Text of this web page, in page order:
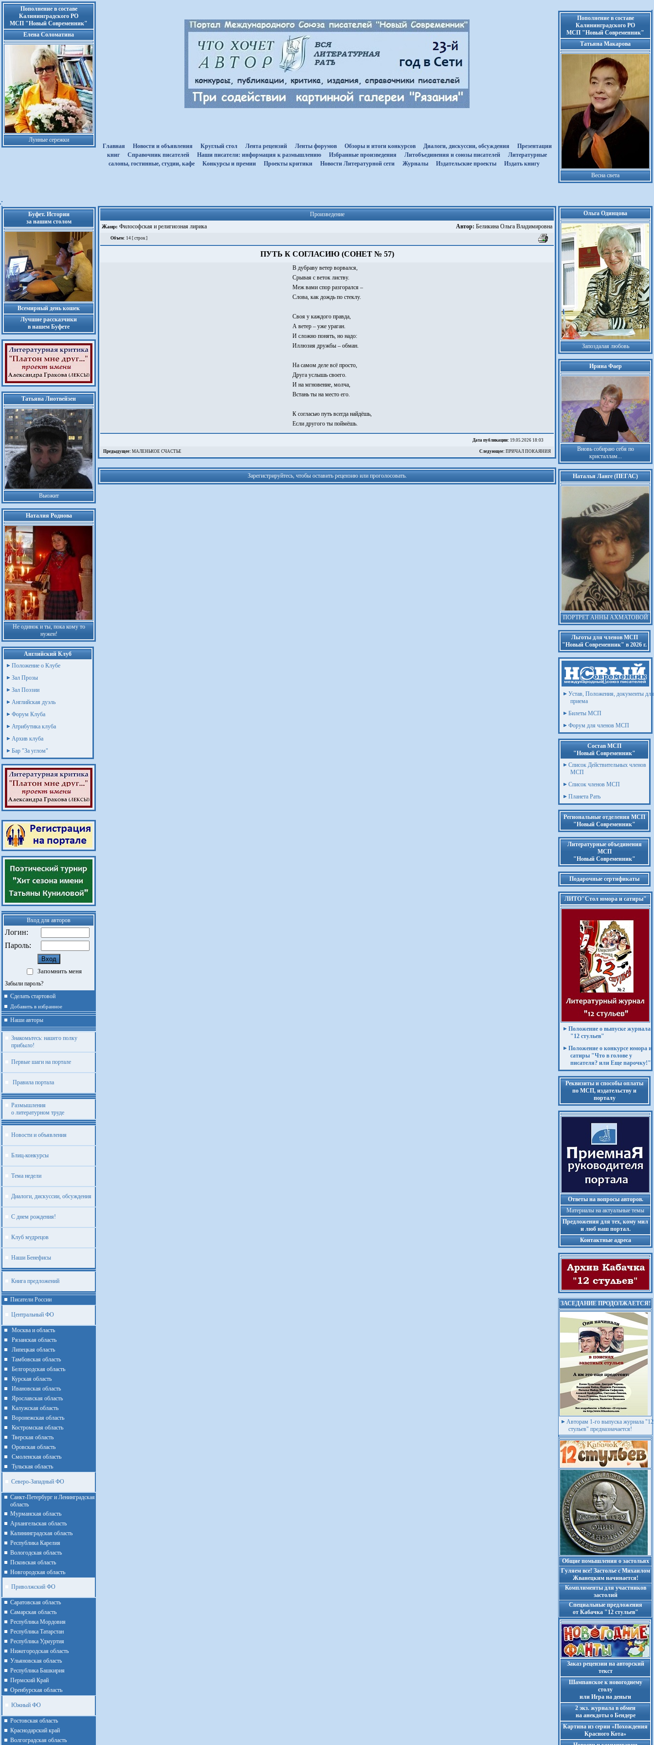
Пополнение в составе
Калининградского РО
МСП "Новый Современник"
Елена Соломатина
Лунные сережки
Главная
Новости и объявления Круглый стол Лента рецензий Ленты форумов Обзоры и итоги конкурсов Диалоги, дискуссии, обсуждения
Презентации
книг
Cправочник писателей Наши писатели: информация к размышлению Избранные произведения Литобъединения и союзы писателей
Литературные
салоны, гостинные, студии, кафе
Kонкурсы и премии Проекты критики Новости Литературной сети Журналы Издательские проекты Издать книгу
Пополнение в составе
Калининградского РО
МСП "Новый Современник"
Татьяна Макарова
Весна света
Буфет. Истории
за нашим столом
Всемирный день кошек
Лучшие рассказчики
в нашем Буфете
Татьяна Лиотвейзен
Вьюжит
Наталия Роднова
Не одинок и ты, пока кому то
нужен!
Английский Клуб
Положение о Клубе
Зал Прозы
Зал Поэзии
Английская дуэль
Форум Клуба
Атрибутика клуба
Архив клуба
Бар "За углом"
Вход для авторов
Логин:
Пароль:
Запомнить меня
Забыли пароль?
Сделать стартовой
Добавить в избранное
Наши авторы
Знакомьтесь: нашего полку
прибыло!
Первые шаги на портале
Правила портала
Размышления
о литературном труде
Новости и объявления
Блиц-конкурсы
Тема недели
Диалоги, дискуссии, обсуждения
С днем рождения!
Клуб мудрецов
Наши Бенефисы
Книга предложений
Писатели России
Центральный ФО
Москва и область
Рязанская область
Липецкая область
Тамбовская область
Белгородская область
Курская область
Ивановская область
Ярославская область
Калужская область
Воронежская область
Костромская область
Тверская область
Оровская область
Смоленская область
Тульская область
Северо-Западный ФО
Санкт-Петербург и Ленинградская
область
Мурманская область
Архангельская область
Калининградская область
Республика Карелия
Вологодская область
Псковская область
Новгородская область
Приволжский ФО
Cаратовская область
Cамарская область
Республика Мордовия
Республика Татарстан
Республика Удмуртия
Нижегородская область
Ульяновская область
Республика Башкирия
Пермский Край
Оренбурская область
Южный ФО
Ростовская область
Краснодарский край
Волгоградская область
Произведение
Жанр: Философская и религиозная лирика Автор: Беликина Ольга Владимировна
Объем: 14 [ строк ]
ПУТЬ К СОГЛАСИЮ (СОНЕТ № 57)
В дубраву ветер ворвался,
Срывая с веток листву.
Меж вами спор разгорался –
Слова, как дождь по стеклу.
Своя у каждого правда,
А ветер – уже ураган.
И сложно понять, но надо:
Иллюзия дружбы – обман.
На самом деле всё просто,
Друга услышь своего.
И на мгновение, молча,
Встань ты на место его.
К согласью путь всегда найдёшь,
Если другого ты поймёшь.
Дата публикации: 19.05.2026 18:03
Предыдущее: МАЛЕНЬКОЕ СЧАСТЬЕ Следующее: ПРИЧАЛ ПОКАЯНИЯ
Зарегистрируйтесь, чтобы оставить рецензию или проголосовать.
Ольга Одинцова
Запоздалая любовь
Ирина Фаер
Вновь собираю себя по
кристаллам...
Наталья Ланге (ПЕГАС)
ПОРТРЕТ АННЫ АХМАТОВОЙ
Льготы для членов МСП
"Новый Современник" в 2026 г.
Устав, Положения, документы для
приема
Билеты МСП
Форум для членов МСП
Состав МСП
"Новый Современник"
Список Действительных членов
МСП
Список членов МСП
Планета Рать
Региональные отделения МСП
"Новый Современник"
Литературные объединения
МСП
"Новый Современник"
Подарочные сертификаты
ЛИТО"Стол юмора и сатиры"
Положение о выпуске журнала
"12 стульев"
Положение о конкурсе юмора и
сатиры "Что в голове у
писателя? или Еще парочку!"
Реквизиты и способы оплаты
по МСП, издательству и
порталу
Ответы на вопросы авторов.
Материалы на актуальные темы
Предложения для тех, кому мил
и люб наш портал.
Контактные адреса
ЗАСЕДАНИЕ ПРОДОЛЖАЕТСЯ!
Авторам 1-го выпуска журнала "12
стульев" предназначается!
Общие помышления о застольях
Гуляем все! Застолье с Михаилом
Жванецким начинается!
Комплименты для участников
застолий
Cпециальные предложения
от Кабачка "12 стульев"
Заказ рецензии на авторский
текст
Шампанское к новогоднему
столу
или Игра на деньги
2 экз. журнала в обмен
на анекдоты о Бендере
Картина из серии «Похождения
Красного Кота»